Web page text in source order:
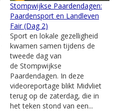
Stompwijkse Paardendagen:
Paardensport en Landleven
Fair (Dag 2)
Sport en lokale gezelligheid
kwamen samen tijdens de
tweede dag van
de Stompwijkse
Paardendagen. In deze
videoreportage blikt Midvliet
terug op de zaterdag, die in
het teken stond van een...